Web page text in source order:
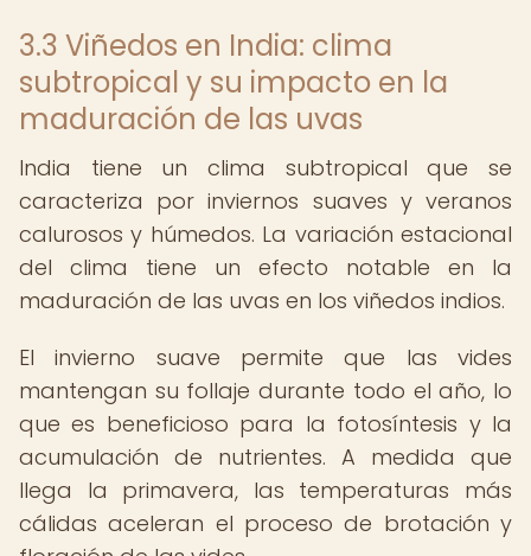
3.3 Viñedos en India: clima
subtropical y su impacto en la
maduración de las uvas
India tiene un clima subtropical que se
caracteriza por inviernos suaves y veranos
calurosos y húmedos. La variación estacional
del clima tiene un efecto notable en la
maduración de las uvas en los viñedos indios.
El invierno suave permite que las vides
mantengan su follaje durante todo el año, lo
que es beneficioso para la fotosíntesis y la
acumulación de nutrientes. A medida que
llega la primavera, las temperaturas más
cálidas aceleran el proceso de brotación y